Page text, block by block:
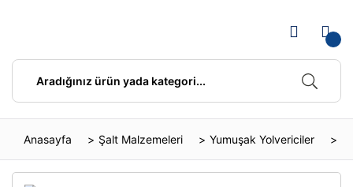
Anasayfa Şalt Malzemeleri Yumuşak Yolvericiler